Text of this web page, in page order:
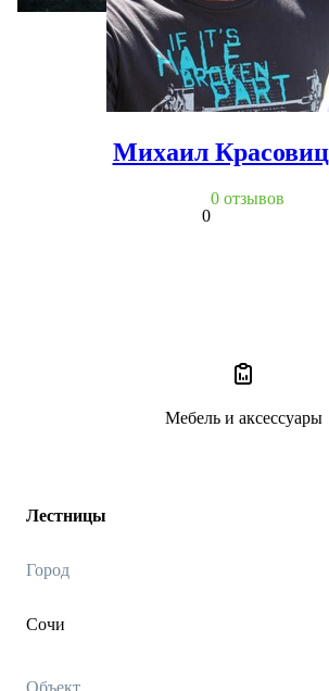
Лестницы
Город
Сочи
Объект
Михаил
0
0 отзывов
Мебель и аксессуары